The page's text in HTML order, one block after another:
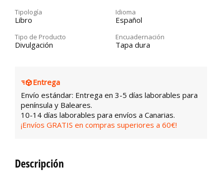
Tipología
Libro
Idioma
Español
Tipo de Producto
Divulgación
Encuadernación
Tapa dura
Entrega
Envío estándar: Entrega en 3-5 días laborables para
península y Baleares.
10-14 días laborables para envíos a Canarias.
¡Envíos GRATIS en compras superiores a 60€!
Descripción